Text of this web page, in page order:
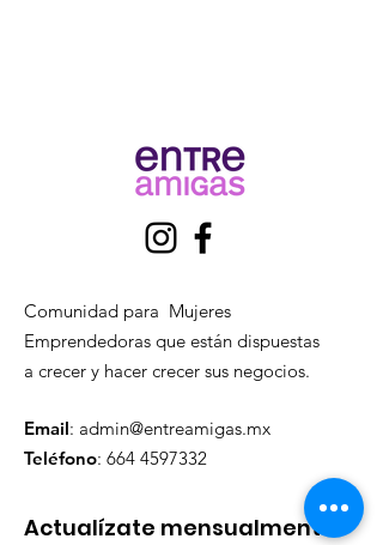
Comunidad para Mujeres
Emprendedoras que están dispuestas
a crecer y hacer crecer sus negocios.
Email: admin@entreamigas.mx
Teléfono: 664 4597332
Actualízate mensualmente